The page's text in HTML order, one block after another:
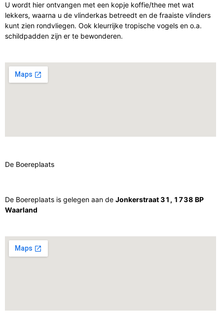
U wordt hier ontvangen met een kopje koffie/thee met wat
lekkers, waarna u de vlinderkas betreedt en de fraaiste vlinders
kunt zien rondvliegen. Ook kleurrijke tropische vogels en o.a.
schildpadden zijn er te bewonderen.
De Boereplaats
De Boereplaats is gelegen aan de Jonkerstraat 31, 1738 BP
Waarland